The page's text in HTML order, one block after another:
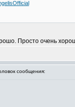
Просто очень
сообщения: